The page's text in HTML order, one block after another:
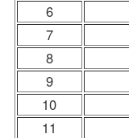
6
7
8
9
10
11